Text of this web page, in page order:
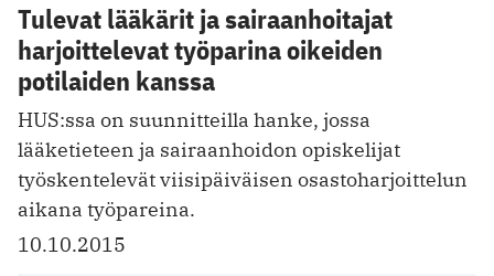
Tulevat lääkärit ja sairaanhoitajat
harjoittelevat työparina oikeiden
potilaiden kanssa
HUS:ssa on suunnitteilla hanke, jossa
lääketieteen ja sairaanhoidon opiskelijat
työskentelevät viisipäiväisen osastoharjoittelun
aikana työpareina.
10.10.2015